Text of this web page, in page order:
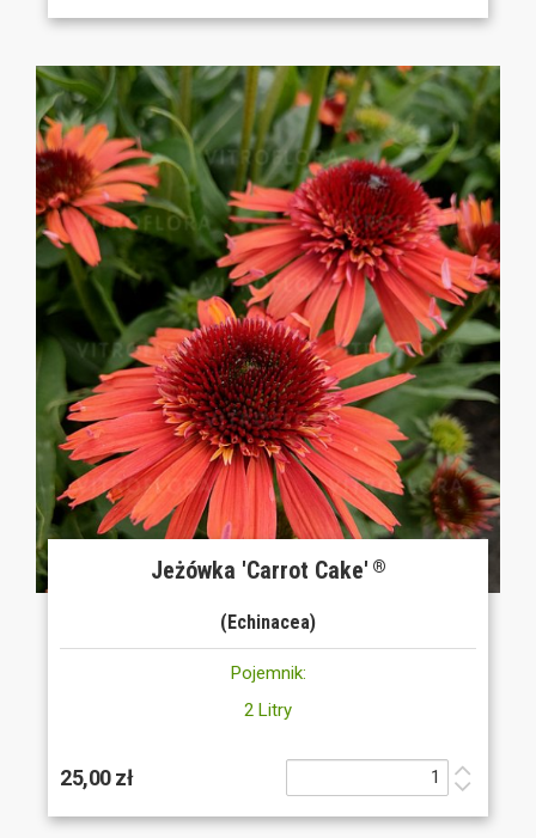
Jeżówka 'Carrot Cake' ®
(Echinacea)
Pojemnik:
2 Litry
25,00 zł